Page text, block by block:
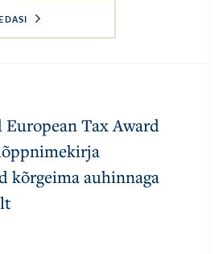
Tax Award
kõrgeima auhinnaga